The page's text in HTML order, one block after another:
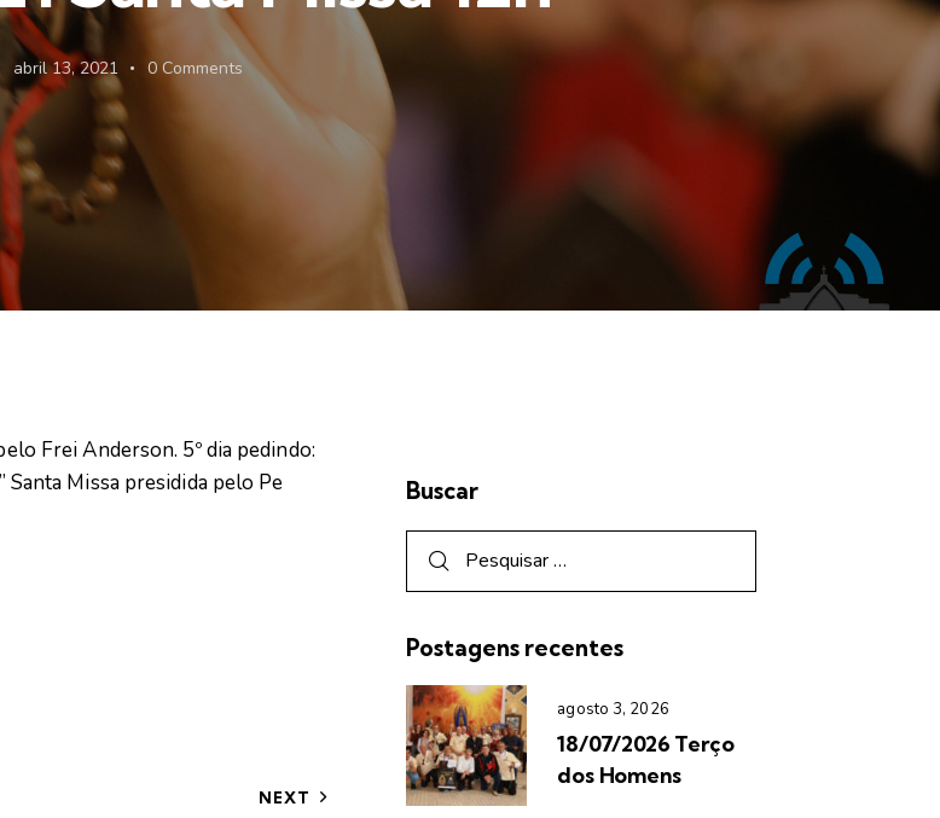
abril 13, 2021 0 Comments
Frei Anderson. 5º dia pedindo:
Santa Missa presidida pelo Pe
NEXT
Buscar
Postagens recentes
agosto 3, 2026
18/07/2026 Terço
dos Homens